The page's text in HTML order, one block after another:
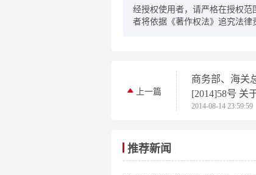
经授权使用者，请严格在授权
者将依据《著作权法》追究法律
上一篇
商务部、海关
[2014]58号 关于《暂停太
阳能级多晶硅
2014-08-14 23:59:59
推荐新闻